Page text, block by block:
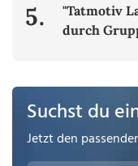
5.
"Tatmotiv
durch
Suchst du
Jetzt den